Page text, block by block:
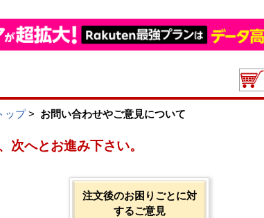
ップ> お問い合わせやご意見について
次へとお進み下さい。
注文後のお困りごとに対
するご意見